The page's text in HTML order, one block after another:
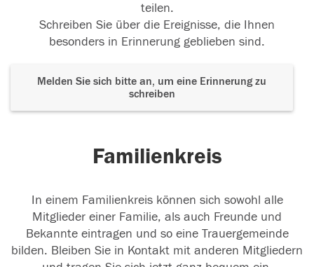
teilen.
Schreiben Sie über die Ereignisse, die Ihnen
besonders in Erinnerung geblieben sind.
Melden Sie sich bitte an, um eine Erinnerung zu
schreiben
Familienkreis
In einem Familienkreis können sich sowohl alle
Mitglieder einer Familie, als auch Freunde und
Bekannte eintragen und so eine Trauergemeinde
bilden. Bleiben Sie in Kontakt mit anderen Mitgliedern